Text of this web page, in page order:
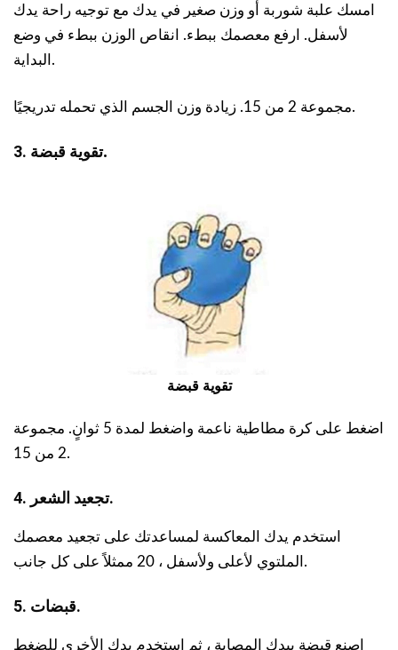
امسك علبة شوربة أو وزن صغير في يدك مع توجيه راحة يدك
لأسفل. ارفع معصمك ببطء. انقاص الوزن ببطء في وضع
البداية.
مجموعة 2 من 15. زيادة وزن الجسم الذي تحمله تدريجيًا.
3. تقوية قبضة.
تقوية قبضة
اضغط على كرة مطاطية ناعمة واضغط لمدة 5 ثوانٍ. مجموعة
2 من 15.
4. تجعيد الشعر.
استخدم يدك المعاكسة لمساعدتك على تجعيد معصمك
الملتوي لأعلى ولأسفل ، 20 ممثلاً على كل جانب.
5. قبضات.
اصنع قبضة بيدك المصابة ، ثم استخدم يدك الأخرى للضغط